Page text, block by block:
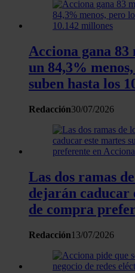
Acciona gana
un 84,3%
suben hasta los
Redacción30/07/2026
Las dos ramas
dejarán caducar
de compra
Redacción13/07/2026